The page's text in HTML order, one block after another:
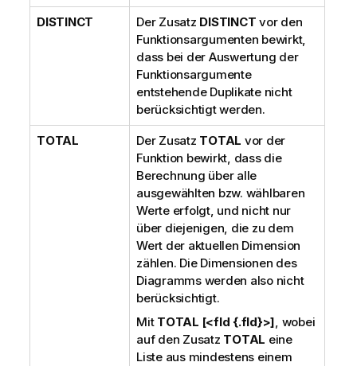
DISTINCT Der Zusatz DISTINCT vor den
Funktionsargumenten bewirkt,
dass bei der Auswertung der
Funktionsargumente
entstehende Duplikate nicht
berücksichtigt werden.
TOTAL Der Zusatz TOTAL vor der
Funktion bewirkt, dass die
Berechnung über alle
ausgewählten bzw. wählbaren
Werte erfolgt, und nicht nur
über diejenigen, die zu dem
Wert der aktuellen Dimension
zählen. Die Dimensionen des
Diagramms werden also nicht
berücksichtigt.
Mit TOTAL [<fld {.fld}>], wobei
auf den Zusatz TOTAL eine
Liste aus mindestens einem